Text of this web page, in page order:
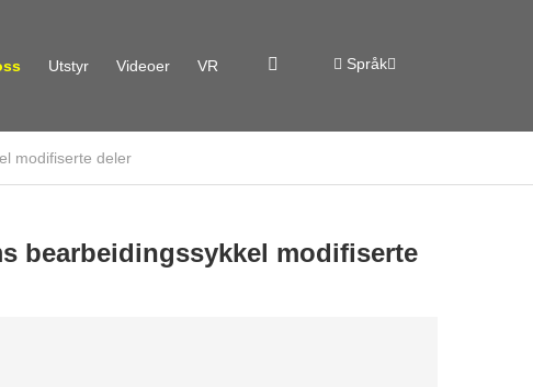
Utstyr Videoer VR Språk
modifiserte deler
bearbeidingssykkel modifiserte